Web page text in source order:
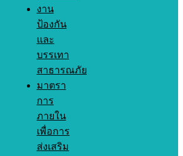
งาน
ป้องกัน
และ
บรรเทา
สาธารณภัย
มาตรา
การ
ภายใน
เพื่อการ
ส่งเสริม